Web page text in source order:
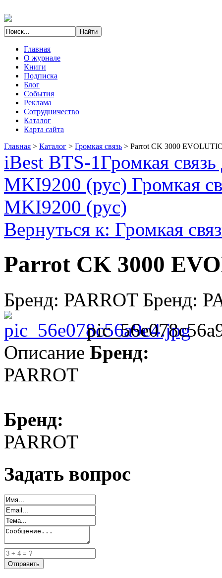
Главная
О журнале
Книги
Подписка
Блог
События
Реклама
Сотрудничество
Каталог
Карта сайта
Главная > Каталог > Громкая связь > Parrot CK 3000
iBest BTS-1Громкая
MKI9200 (рус) Громкая
MKI9200 (рус)
Вернуться к: Громкая
Parrot CK 3000
Бренд: PARROT Бренд:
Описание Бренд:
PARROT
Бренд:
PARROT
Задать вопрос